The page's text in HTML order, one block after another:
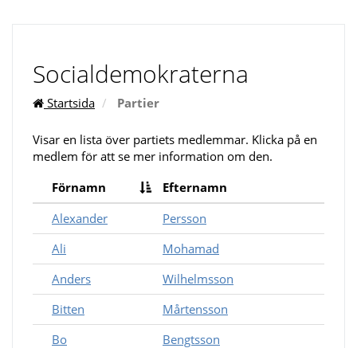
Socialdemokraterna
Startsida Partier
Visar en lista över partiets medlemmar. Klicka på en
medlem för att se mer information om den.
Förnamn
Efternamn
Alexander
Persson
Ali
Mohamad
Anders
Wilhelmsson
Bitten
Mårtensson
Bo
Bengtsson